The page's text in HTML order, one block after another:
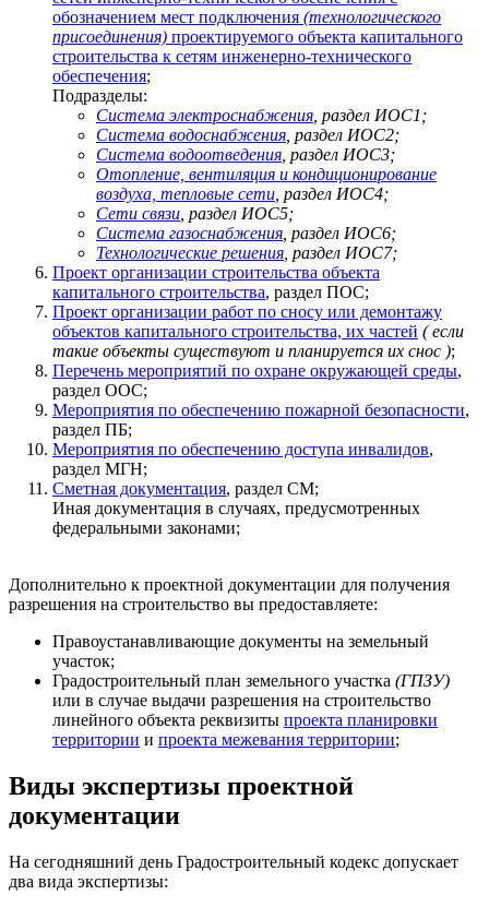
обозначением мест подключения (технологического
присоединения) проектируемого объекта капитального
строительства к сетям инженерно-технического
обеспечения;
Подразделы:
Система электроснабжения , раздел ИОС1;
Система водоснабжения , раздел ИОС2;
Система водоотведения , раздел ИОС3;
Отопление, вентиляция и кондиционирование
воздуха, тепловые сети , раздел ИОС4;
Сети связи , раздел ИОС5;
Система газоснабжения , раздел ИОС6;
Технологические решения , раздел ИОС7;
Проект организации строительства объекта
капитального строительства, раздел ПОС;
Проект организации работ по сносу или демонтажу
объектов капитального строительства, их частей ( если
такие объекты существуют и планируется их снос );
Перечень мероприятий по охране окружающей среды,
раздел ООС;
Мероприятия по обеспечению пожарной безопасности,
раздел ПБ;
Мероприятия по обеспечению доступа инвалидов,
раздел МГН;
Сметная документация, раздел СМ;
Иная документация в случаях, предусмотренных
федеральными законами;
Дополнительно к проектной документации для получения
разрешения на строительство вы предоставляете:
Правоустанавливающие документы на земельный
участок;
Градостроительный план земельного участка (ГПЗУ)
или в случае выдачи разрешения на строительство
линейного объекта реквизиты проекта планировки
территории и проекта межевания территории;
Виды экспертизы проектной
документации
На сегодняшний день Градостроительный кодекс допускает
два вида экспертизы: